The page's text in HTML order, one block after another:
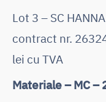
Lot 3 – SC
contract nr.
lei cu TVA
Materiale – MC